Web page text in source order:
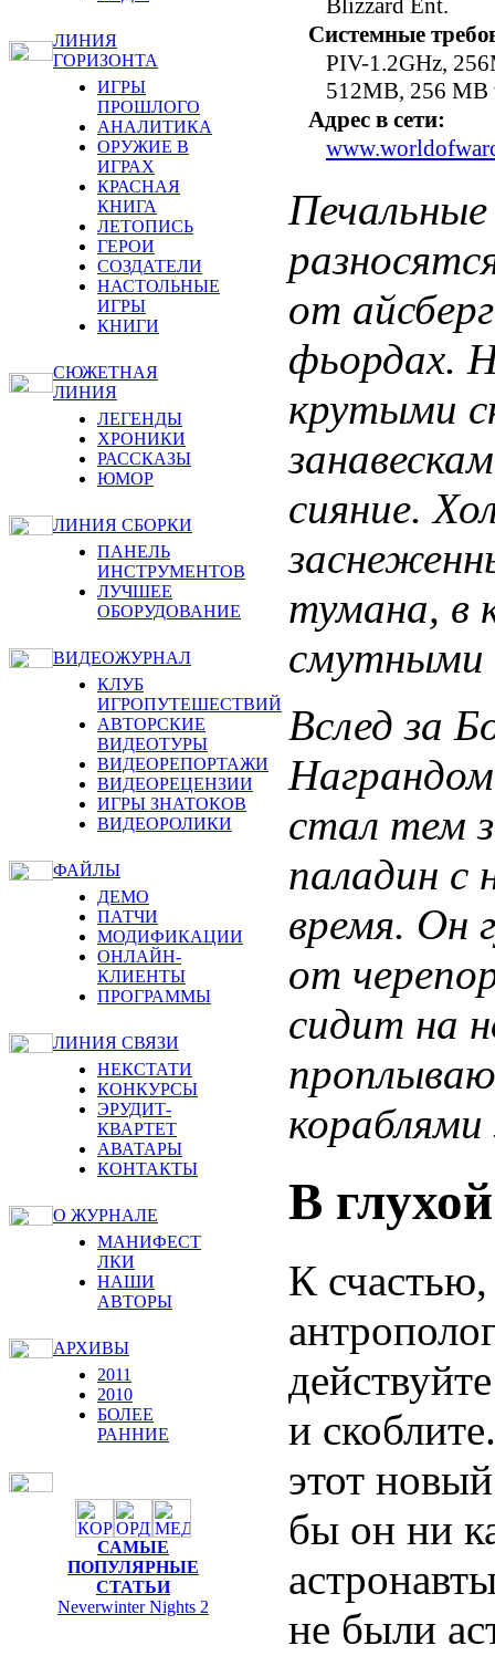
ЛИНИЯ
ГОРИЗОНТА
ИГРЫ
ПРОШЛОГО
АНАЛИТИКА
ОРУЖИЕ В
ИГРАХ
КРАСНАЯ
КНИГА
ЛЕТОПИСЬ
ГЕРОИ
СОЗДАТЕЛИ
НАСТОЛЬНЫЕ
ИГРЫ
КНИГИ
СЮЖЕТНАЯ
ЛИНИЯ
ЛЕГЕНДЫ
ХРОНИКИ
РАССКАЗЫ
ЮМОР
ЛИНИЯ СБОРКИ
ПАНЕЛЬ
ИНСТРУМЕНТОВ
ЛУЧШЕЕ
ОБОРУДОВАНИЕ
ВИДЕОЖУРНАЛ
КЛУБ
ИГРОПУТЕШЕСТВИЙ
АВТОРСКИЕ
ВИДЕОТУРЫ
ВИДЕОРЕПОРТАЖИ
ВИДЕОРЕЦЕНЗИИ
ИГРЫ ЗНАТОКОВ
ВИДЕОРОЛИКИ
ФАЙЛЫ
ДЕМО
ПАТЧИ
МОДИФИКАЦИИ
ОНЛАЙН-
КЛИЕНТЫ
ПРОГРАММЫ
ЛИНИЯ СВЯЗИ
НЕКСТАТИ
КОНКУРСЫ
ЭРУДИТ-
КВАРТЕТ
АВАТАРЫ
КОНТАКТЫ
О ЖУРНАЛЕ
МАНИФЕСТ
ЛКИ
НАШИ
АВТОРЫ
АРХИВЫ
2011
2010
БОЛЕЕ
РАННИЕ
САМЫЕ
ПОПУЛЯРНЫЕ
СТАТЬИ
Neverwinter Nights 2
Blizzard Ent.
Системные
PIV-1.2GHz,
512MB, 256 MB
Адрес в сети:
от
фьордах.
крутыми
сияние.
тумана, в
смутными
Вслед за
стал тем
паладин с
время. Он
от
сидит на
кораблями
В
К
и
этот
бы он ни
не были